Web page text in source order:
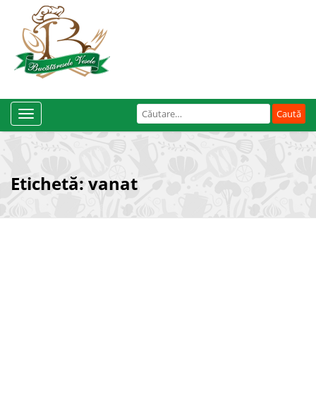
Caută
după:
Toggle
Navigation
Etichetă: vanat